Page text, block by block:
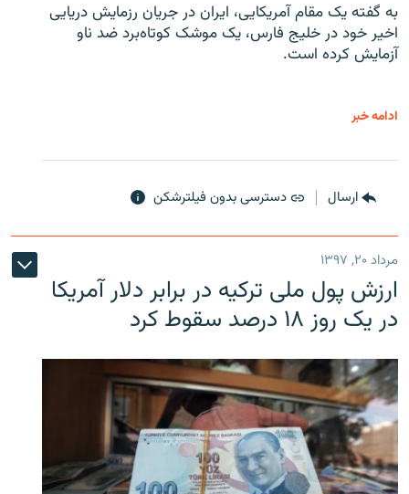
به گفته یک مقام آمریکایی، ایران در جریان رزمایش دریایی
اخیر خود در خلیج فارس، یک موشک کوتاه‌برد ضد ناو
آزمایش کرده است.
ادامه خبر
ارسال دسترسی بدون فیلترشکن
مرداد ۲۰, ۱۳۹۷
ارزش پول ملی ترکیه در برابر دلار آمریکا
در یک روز ۱۸ درصد سقوط کرد